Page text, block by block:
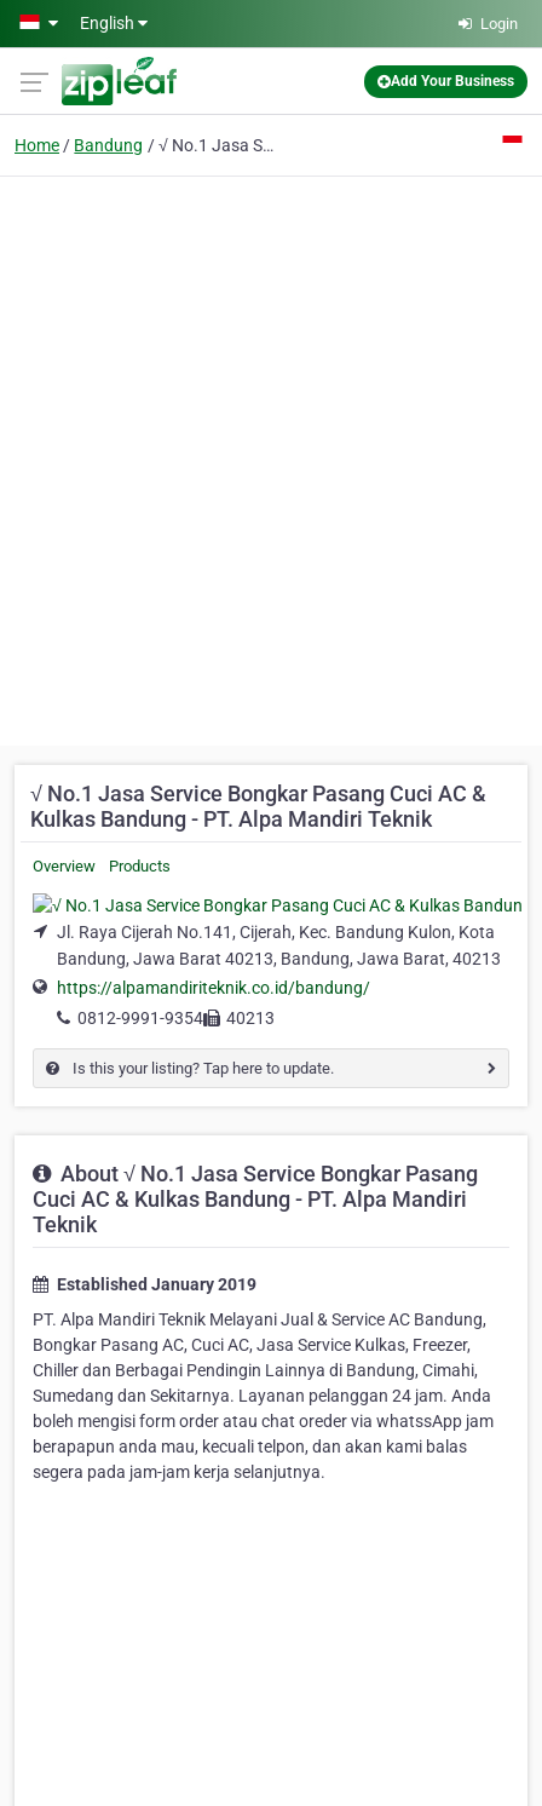
Skip to main content
English Login
Add Your Business
Home Bandung √ No.1 Jasa Service Bongkar Pasang Cuci AC & Kulkas Bandung - PT. Alpa Mandiri Teknik
√ No.1 Jasa Service Bongkar Pasang Cuci AC &
Kulkas Bandung - PT. Alpa Mandiri Teknik
Overview Products
Jl. Raya Cijerah No.141, Cijerah, Kec. Bandung Kulon, Kota
Bandung, Jawa Barat 40213, Bandung, Jawa Barat, 40213
https://alpamandiriteknik.co.id/bandung/
0812-9991-9354
40213
Is this your listing? Tap here to update.
About √ No.1 Jasa Service Bongkar Pasang
Cuci AC & Kulkas Bandung - PT. Alpa Mandiri
Teknik
Established January 2019
PT. Alpa Mandiri Teknik Melayani Jual & Service AC Bandung,
Bongkar Pasang AC, Cuci AC, Jasa Service Kulkas, Freezer,
Chiller dan Berbagai Pendingin Lainnya di Bandung, Cimahi,
Sumedang dan Sekitarnya. Layanan pelanggan 24 jam. Anda
boleh mengisi form order atau chat oreder via whatssApp jam
berapapun anda mau, kecuali telpon, dan akan kami balas
segera pada jam-jam kerja selanjutnya.